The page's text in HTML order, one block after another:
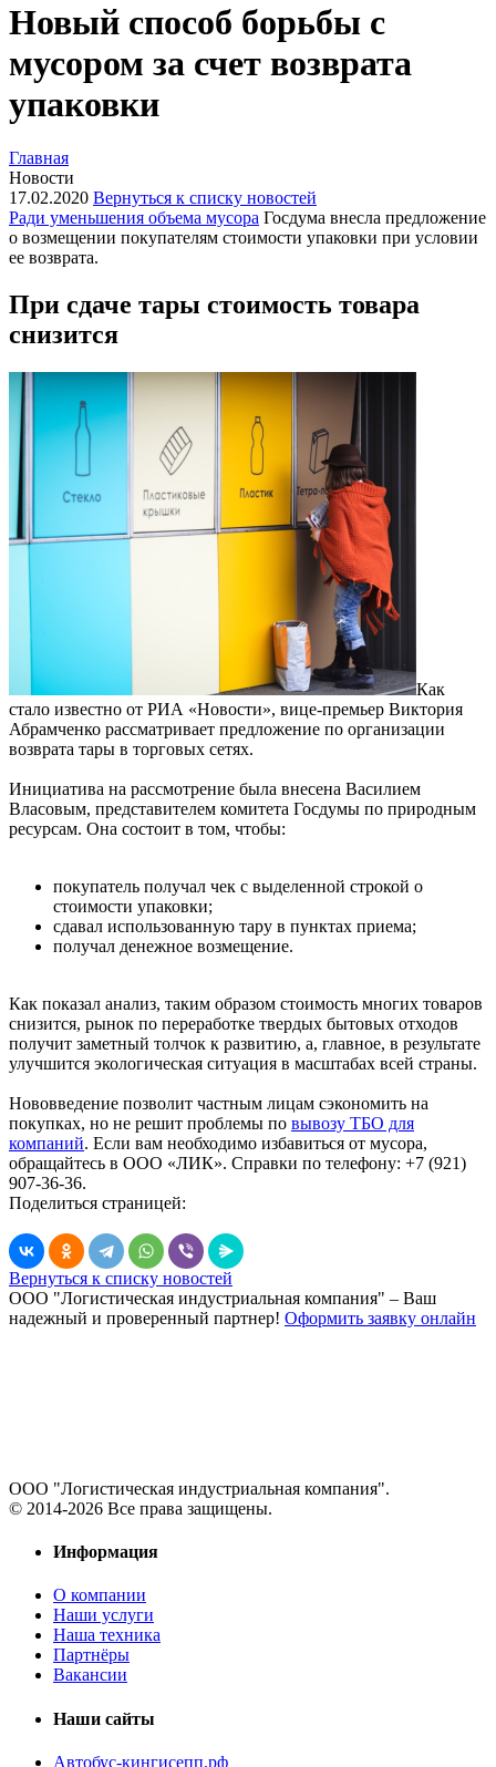
Новый способ борьбы с
мусором за счет возврата
упаковки
Главная
Новости
17.02.2020 Вернуться к списку новостей
Ради уменьшения объема мусора Госдума внесла предложение
о возмещении покупателям стоимости упаковки при условии
ее возврата.
При сдаче тары стоимость товара
снизится
Как
стало известно от РИА «Новости», вице-премьер Виктория
Абрамченко рассматривает предложение по организации
возврата тары в торговых сетях.
Инициатива на рассмотрение была внесена Василием
Власовым, представителем комитета Госдумы по природным
ресурсам. Она состоит в том, чтобы:
покупатель получал чек с выделенной строкой о
стоимости упаковки;
сдавал использованную тару в пунктах приема;
получал денежное возмещение.
Как показал анализ, таким образом стоимость многих товаров
снизится, рынок по переработке твердых бытовых отходов
получит заметный толчок к развитию, а, главное, в результате
улучшится экологическая ситуация в масштабах всей страны.
Нововведение позволит частным лицам сэкономить на
покупках, но не решит проблемы по вывозу ТБО для
компаний. Если вам необходимо избавиться от мусора,
обращайтесь в ООО «ЛИК». Справки по телефону: +7 (921)
907-36-36.
Поделиться страницей:
Вернуться к списку новостей
ООО "Логистическая индустриальная компания" – Ваш
надежный и проверенный партнер! Оформить заявку онлайн
ООО "Логистическая индустриальная компания".
© 2014-2026 Все права защищены.
Информация
О компании
Наши услуги
Наша техника
Партнёры
Вакансии
Наши сайты
Автобус-кингисепп.рф